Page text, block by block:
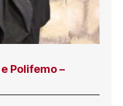
Polifemo –